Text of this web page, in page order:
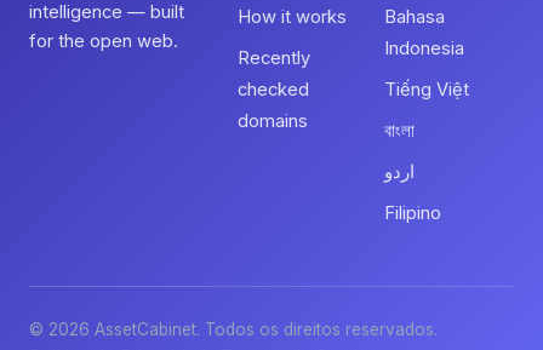
intelligence — built
for the open web.
How it works
Recently
checked
domains
Bahasa
Indonesia
Tiếng Việt
বাংলা
اردو
Filipino
© 2026 AssetCabinet. Todos os direitos reservados.